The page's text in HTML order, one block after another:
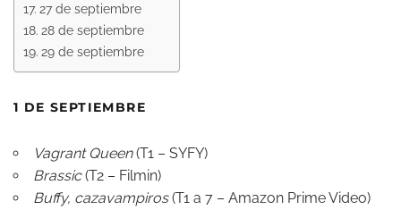
27 de septiembre
28 de septiembre
29 de septiembre
1 DE SEPTIEMBRE
Vagrant Queen(T1 – SYFY)
Brassic(T2 – Filmin)
Buffy, cazavampiros(T1 a 7 – Amazon Prime Video)